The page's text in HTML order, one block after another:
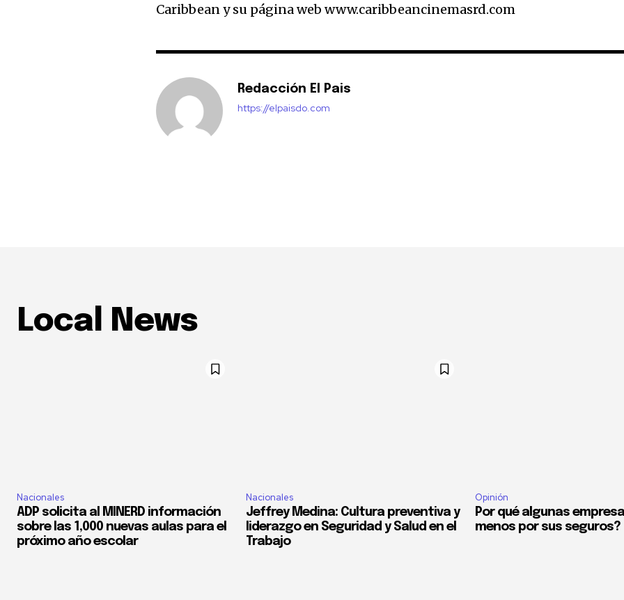
Caribbean y su página web www.caribbeancinemasrd.com
Redacción El Pais
https://elpaisdo.com
Local News
Nacionales
ADP solicita al MINERD información
sobre las 1,000 nuevas aulas para el
próximo año escolar
Nacionales
Jeffrey Medina: Cultura preventiva y
liderazgo en Seguridad y Salud en el
Trabajo
Opinión
Por qué algunas
menos por sus seguros?